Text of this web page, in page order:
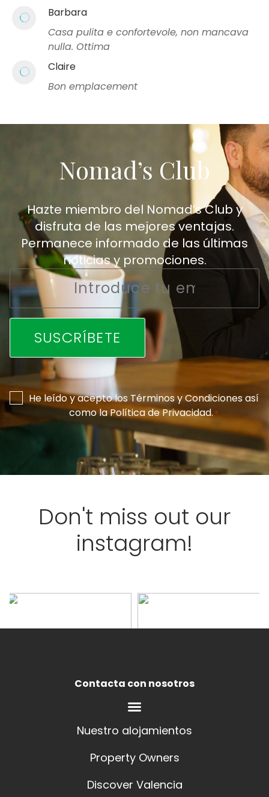
Barbara
Casa pulita e confortevole, non mancava
nulla. Ottima
Claire
Bon emplacement
Nomad’s Club
Hazte miembro del Nomad’s Club y
disfruta de las mejores ventajas.
Permanece informado de las últimas
noticias y promociones.
Consentimiento
*
He leído y acepto losTérminos y Condicionesasí
como laPolítica de Privacidad.*
Email
*
Don't miss out our
instagram!
Contacta con nosotros
Nuestro alojamientos
Property Owners
Discover Valencia